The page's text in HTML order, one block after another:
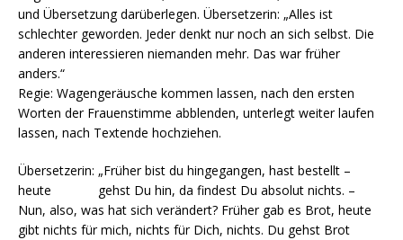
und Übersetzung darüberlegen. Übersetzerin: „Alles ist
schlechter geworden. Jeder denkt nur noch an sich selbst. Die
anderen interessieren niemanden mehr. Das war früher
anders.“
Regie: Wagengeräusche kommen lassen, nach den ersten
Worten der Frauenstimme abblenden, unterlegt weiter laufen
lassen, nach Textende hochziehen.
Übersetzerin: „Früher bist du hingegangen, hast bestellt –
heute gehst Du hin, da findest Du absolut nichts. –
Nun, also, was hat sich verändert? Früher gab es Brot, heute
gibt nichts für mich, nichts für Dich, nichts. Du gehst Brot